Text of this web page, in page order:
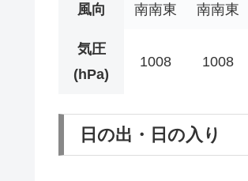
風向 南南東 南南東
気圧
(hPa)
1008 1008
日の出・日の入り